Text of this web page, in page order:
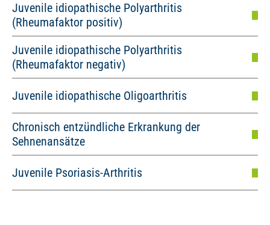
Juvenile idiopathische Polyarthritis
(Rheumafaktor positiv)
Juvenile idiopathische Polyarthritis
(Rheumafaktor negativ)
Juvenile idiopathische Oligoarthritis
Chronisch entzündliche Erkrankung der
Sehnenansätze
Juvenile Psoriasis-Arthritis